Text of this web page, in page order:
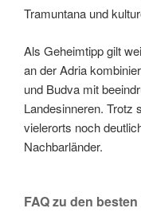
Tramuntana und
Als Geheimtipp gilt
an der Adria
und Budva mit
Landesinneren. Trotz
vielerorts noch
Nachbarländer.
FAQ zu den